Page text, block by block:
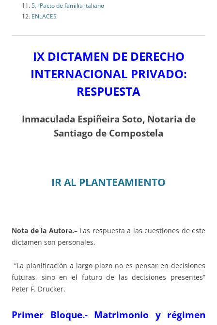
5.- Pacto de familia italiano
ENLACES
IX DICTAMEN DE DERECHO
INTERNACIONAL PRIVADO:
RESPUESTA
Inmaculada Espiñeira Soto, Notaria de
Santiago de Compostela
IR AL PLANTEAMIENTO
Nota de la Autora.– Las respuesta a las cuestiones de este
dictamen son personales.
“La planificación a largo plazo no es pensar en decisiones
futuras, sino en el futuro de las decisiones presentes”
Peter F. Drucker.
Primer Bloque.- Matrimonio y régimen